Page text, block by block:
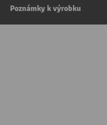
Poznámky k výrobku